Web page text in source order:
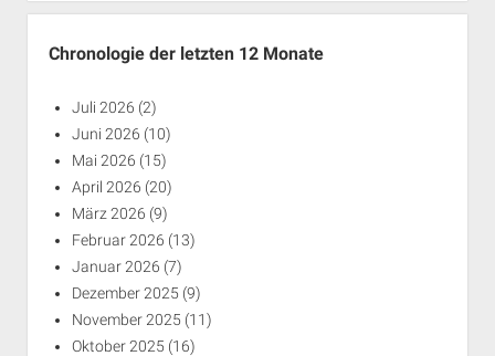
Chronologie der letzten 12 Monate
Juli 2026 (2)
Juni 2026 (10)
Mai 2026 (15)
April 2026 (20)
März 2026 (9)
Februar 2026 (13)
Januar 2026 (7)
Dezember 2025 (9)
November 2025 (11)
Oktober 2025 (16)